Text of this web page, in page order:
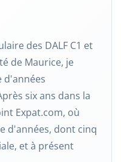
des DALF C1 et
de Maurice, je
d'années
six ans dans la
Expat.com, où
d'années, dont cinq
et à présent